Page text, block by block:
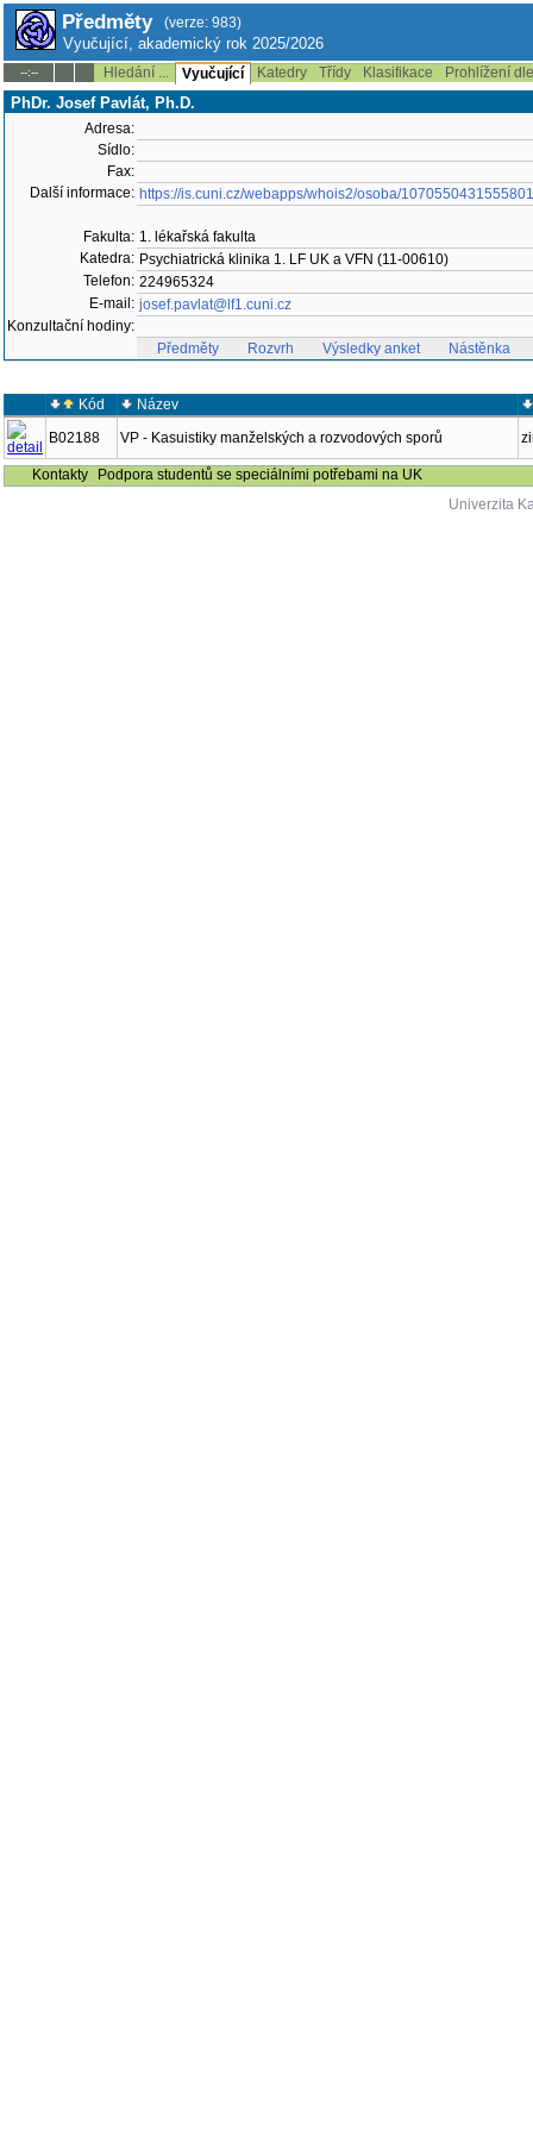
Předměty (verze: 983)
Vyučující, akademický rok 2025/2026
--:-- Hledání ... Vyučující Katedry Třídy Klasifikace Prohlížení
PhDr. Josef Pavlát, Ph.D.
Adresa:
Sídlo:
Fax:
Další informace: https://is.cuni.cz/webapps/whois2/osoba/1070550431555801
Fakulta: 1. lékařská fakulta
Katedra: Psychiatrická klinika 1. LF UK a VFN (11-00610)
Telefon: 224965324
E-mail: josef.pavlat@lf1.cuni.cz
Konzultační hodiny:
Předměty
Rozvrh Výsledky anket Nástěnka
Kód
Název
B02188
VP - Kasuistiky manželských a rozvodových sporů
Kontakty
Podpora studentů se speciálními potřebami na UK
Univerzita